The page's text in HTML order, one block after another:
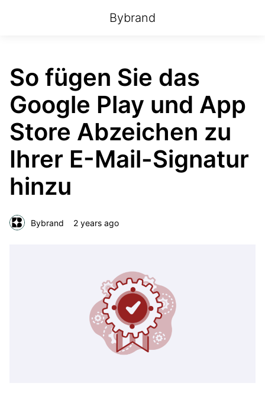
Bybrand
So fügen Sie das
Google Play und App
Store Abzeichen zu
Ihrer E-Mail-Signatur
hinzu
Bybrand 2 years ago